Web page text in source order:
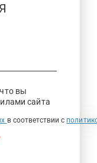
вы
сайта
в соответствии с